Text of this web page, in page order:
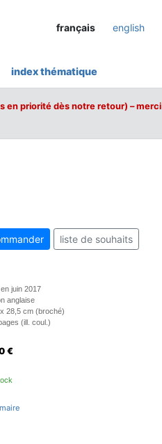
français english
index thématique
en priorité dès notre retour) –
liste de souhaits
juin 2017
anglaise
28,5 cm (broché)
(ill. coul.)
€